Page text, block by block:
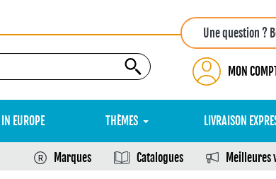
Une question ?
MON
EUROPE THÈMES LIVRAISON
Marques Catalogues Meilleures